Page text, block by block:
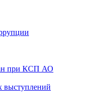
при КСП АО
выступлений